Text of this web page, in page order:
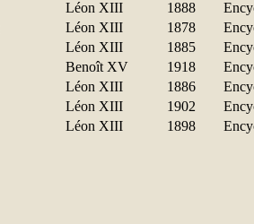
Léon XIII 1888
Léon XIII 1878
Léon XIII 1885
Benoît XV 1918
Léon XIII 1886
Léon XIII 1902
Léon XIII 1898